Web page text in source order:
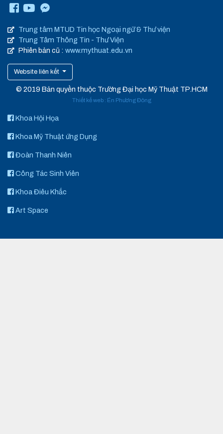
Trung tâm MTUD Tin học Ngoại ngữ & Thư viện
Trung Tâm Thông Tin - Thư Viện
Phiên bản cũ : www.mythuat.edu.vn
Website liên kết
© 2019 Bản quyền thuộc Trường Đại học Mỹ Thuật TP.HCM
Thiết kế web: Én Phương Đông
Khoa Hội Họa
Khoa Mỹ Thuật ứng Dụng
Đoàn Thanh Niên
Công Tác Sinh Viên
Khoa Điêu Khắc
Art Space